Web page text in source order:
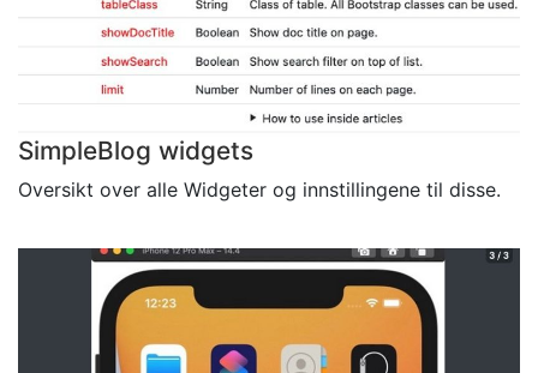
SimpleBlog widgets
Oversikt over alle Widgeter og innstillingene til disse.